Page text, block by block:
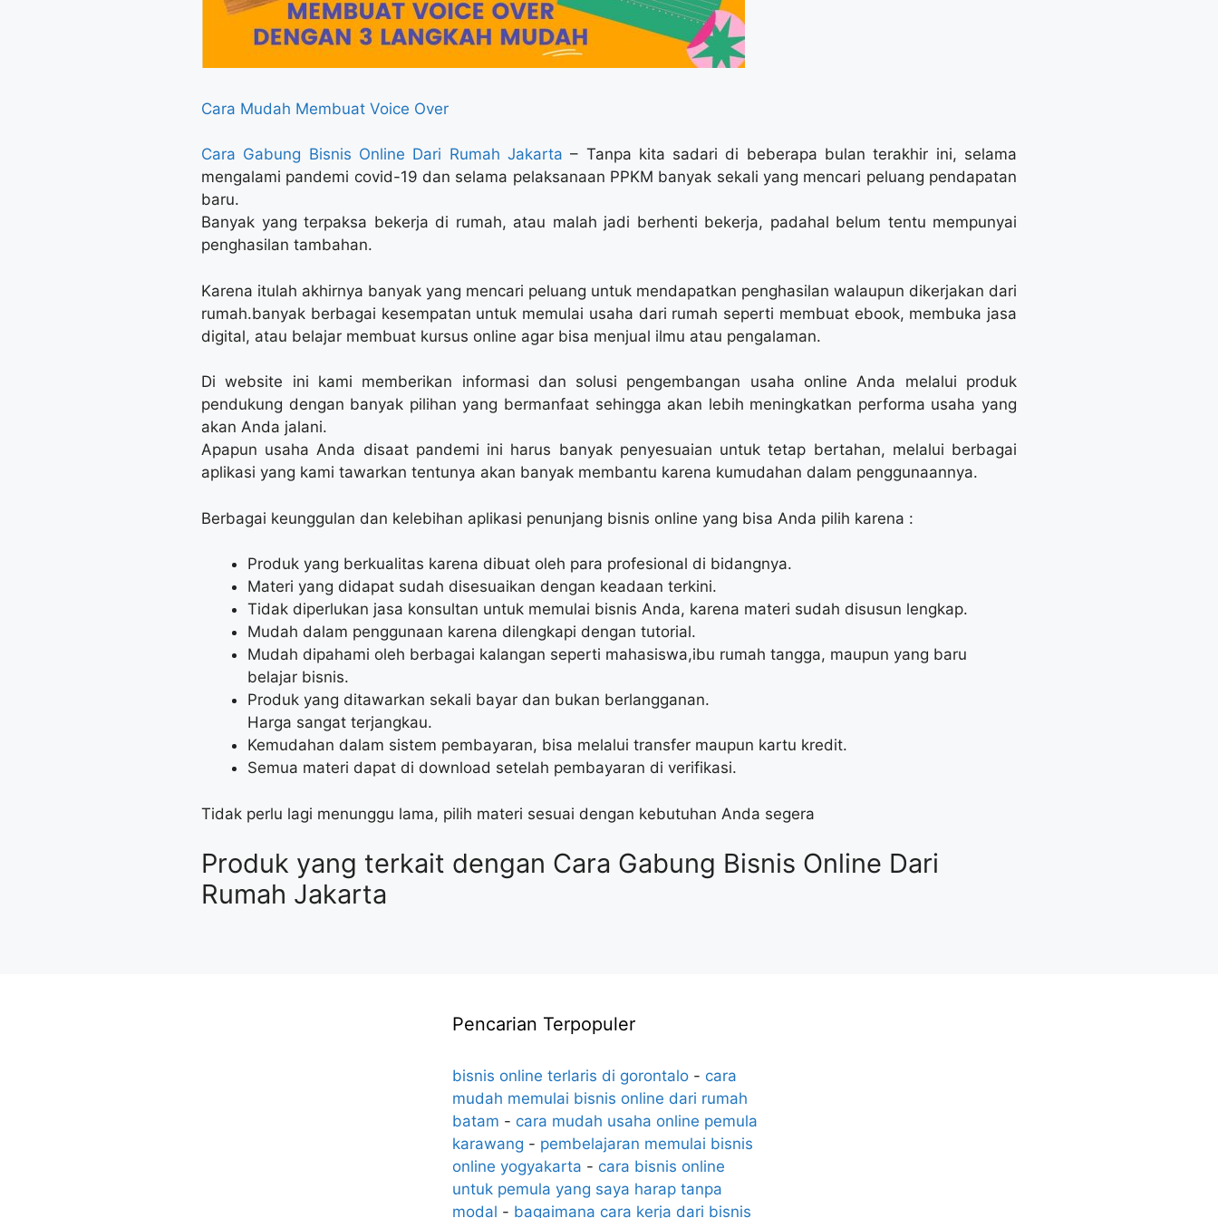
Cara Mudah Membuat Voice Over
Cara Gabung Bisnis Online Dari Rumah Jakarta – Tanpa kita sadari di beberapa bulan terakhir ini, selama
mengalami pandemi covid-19 dan selama pelaksanaan PPKM banyak sekali yang mencari peluang pendapatan
baru.
Banyak yang terpaksa bekerja di rumah, atau malah jadi berhenti bekerja, padahal belum tentu mempunyai
penghasilan tambahan.
Karena itulah akhirnya banyak yang mencari peluang untuk mendapatkan penghasilan walaupun dikerjakan dari
rumah.banyak berbagai kesempatan untuk memulai usaha dari rumah seperti membuat ebook, membuka jasa
digital, atau belajar membuat kursus online agar bisa menjual ilmu atau pengalaman.
Di website ini kami memberikan informasi dan solusi pengembangan usaha online Anda melalui produk
pendukung dengan banyak pilihan yang bermanfaat sehingga akan lebih meningkatkan performa usaha yang
akan Anda jalani.
Apapun usaha Anda disaat pandemi ini harus banyak penyesuaian untuk tetap bertahan, melalui berbagai
aplikasi yang kami tawarkan tentunya akan banyak membantu karena kumudahan dalam penggunaannya.
Berbagai keunggulan dan kelebihan aplikasi penunjang bisnis online yang bisa Anda pilih karena :
Produk yang berkualitas karena dibuat oleh para profesional di bidangnya.
Materi yang didapat sudah disesuaikan dengan keadaan terkini.
Tidak diperlukan jasa konsultan untuk memulai bisnis Anda, karena materi sudah disusun lengkap.
Mudah dalam penggunaan karena dilengkapi dengan tutorial.
Mudah dipahami oleh berbagai kalangan seperti mahasiswa,ibu rumah tangga, maupun yang baru
belajar bisnis.
Produk yang ditawarkan sekali bayar dan bukan berlangganan.
Harga sangat terjangkau.
Kemudahan dalam sistem pembayaran, bisa melalui transfer maupun kartu kredit.
Semua materi dapat di download setelah pembayaran di verifikasi.
Tidak perlu lagi menunggu lama, pilih materi sesuai dengan kebutuhan Anda segera
Produk yang terkait dengan Cara Gabung Bisnis Online Dari
Rumah Jakarta
Pencarian Terpopuler
bisnis online terlaris di gorontalo- cara
mudah memulai bisnis online dari rumah
batam - cara mudah usaha online pemula
karawang - pembelajaran memulai bisnis
online yogyakarta - cara bisnis online
untuk pemula yang saya harap tanpa
modal - bagaimana cara kerja dari bisnis